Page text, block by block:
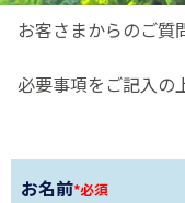
お客さまからのご質
必要事項をご記入の
お名前*必須